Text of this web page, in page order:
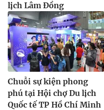
lịch Lâm Đồng
Chuỗi sự kiện phong
phú tại Hội chợ Du lịch
Quốc tế TP Hồ Chí Minh